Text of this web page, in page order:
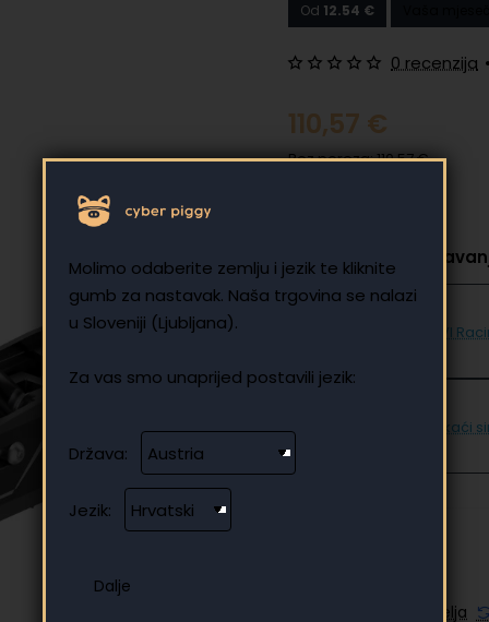
Molimo odaberite zemlju i jezik te kliknite
gumb za nastavak. Naša trgovina se nalazi
u Sloveniji (Ljubljana).
Za vas smo unaprijed postavili jezik:
Država:
Jezik:
Od 12.54 €
0 recenzija
110,57 €
Bez poreza: 110,57 €
Odaberite za
UVI
Trkaći
Dodaj u listu želja